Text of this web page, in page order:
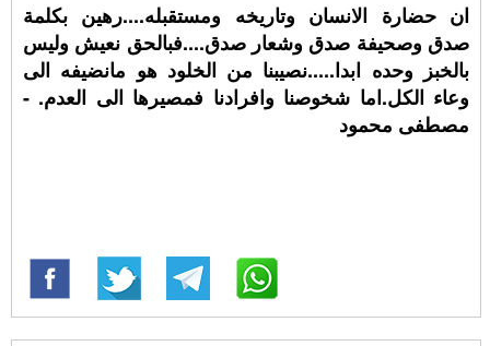
ان حضارة الانسان وتاريخه ومستقبله....رهين بكلمة
صدق وصحيفة صدق وشعار صدق....فبالحق نعيش وليس
بالخبز وحده ابدا.....نصيبنا من الخلود هو مانضيفه الى
وعاء الكل.اما شخوصنا وافرادنا فمصيرها الى العدم. -
مصطفى محمود